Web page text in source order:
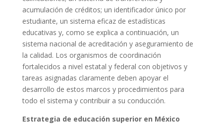
acumulación de créditos; un identificador único por
estudiante, un sistema eficaz de estadísticas
educativas y, como se explica a continuación, un
sistema nacional de acreditación y aseguramiento de
la calidad. Los organismos de coordinación
fortalecidos a nivel estatal y federal con objetivos y
tareas asignadas claramente deben apoyar el
desarrollo de estos marcos y procedimientos para
todo el sistema y contribuir a su conducción.
Estrategia de educación superior en México